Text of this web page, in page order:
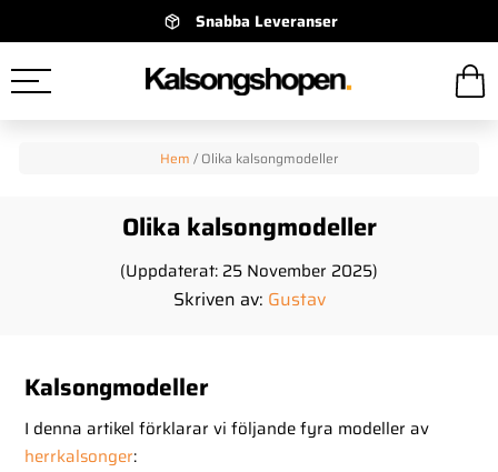
Snabba Leveranser
Hem / Olika kalsongmodeller
Olika kalsongmodeller
(Uppdaterat: 25 November 2025)
Skriven av: Gustav
Kalsongmodeller
I denna artikel förklarar vi följande fyra modeller av
herrkalsonger: